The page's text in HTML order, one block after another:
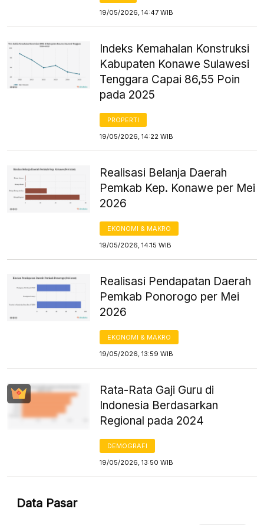
19/05/2026, 14:47 WIB
Indeks Kemahalan Konstruksi
Kabupaten Konawe Sulawesi
Tenggara Capai 86,55 Poin
pada 2025
PROPERTI
19/05/2026, 14:22 WIB
Realisasi Belanja Daerah
Pemkab Kep. Konawe per Mei
2026
EKONOMI & MAKRO
19/05/2026, 14:15 WIB
Realisasi Pendapatan Daerah
Pemkab Ponorogo per Mei
2026
EKONOMI & MAKRO
19/05/2026, 13:59 WIB
Rata-Rata Gaji Guru di
Indonesia Berdasarkan
Regional pada 2024
DEMOGRAFI
19/05/2026, 13:50 WIB
Data Pasar